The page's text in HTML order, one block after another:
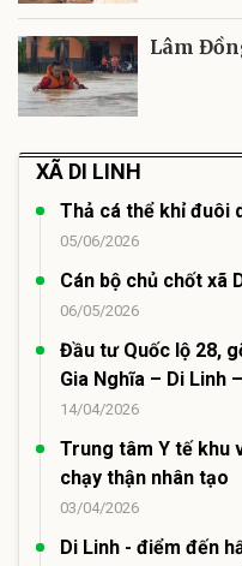
Lâm
XÃ DI LINH
Thả cá thể khỉ đuôi
05/06/2026
Cán bộ chủ chốt xã
06/05/2026
Đầu tư Quốc lộ 28,
Gia Nghĩa – Di Linh
14/04/2026
Trung tâm Y tế khu
chạy thận nhân tạo
03/04/2026
Di Linh - điểm đến